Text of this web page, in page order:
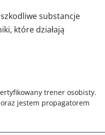
substancje
które działają
trener osobisty.
jestem propagatorem